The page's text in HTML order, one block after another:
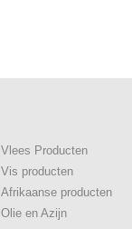
Vlees Producten
Vis producten
Afrikaanse producten
Olie en Azijn